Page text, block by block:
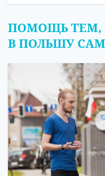
ПОМОЩЬ ТЕМ,
В ПОЛЬШУ